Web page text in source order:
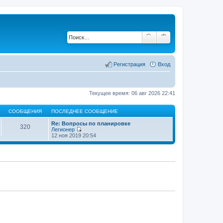
Вход
Регистрация
Текущее время: 06 авг 2026 22:41
СООБЩЕНИЯ ПОСЛЕДНЕЕ СООБЩЕНИЕ
320
Re: Вопросы по планировке
Легионер
П
е
р
12 ноя 2019 20:54